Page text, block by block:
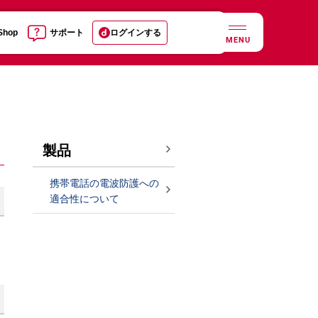
サポート ログインする
MENU
製品
携帯電話の電波防護への
適合性について